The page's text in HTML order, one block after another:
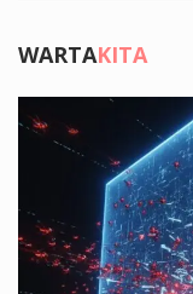
WARTAKITA